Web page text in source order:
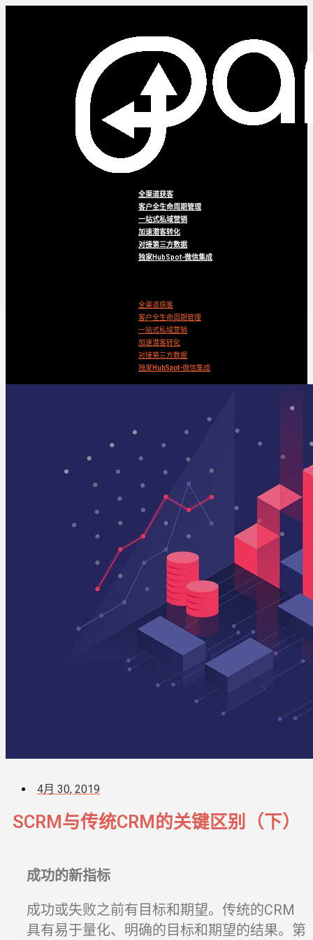
全渠道获客
客户全生命周期管理
一站式私域营销
加速潜客转化
对接第三方数据
独家HubSpot-微信集成
全渠道获客
客户全生命周期管理
一站式私域营销
加速潜客转化
对接第三方数据
独家HubSpot-微信集成
4月 30, 2019
SCRM与传统CRM的关键区别（下）
成功的新指标
成功或失败之前有目标和期望。传统的CRM
具有易于量化、明确的目标和期望的结果。第